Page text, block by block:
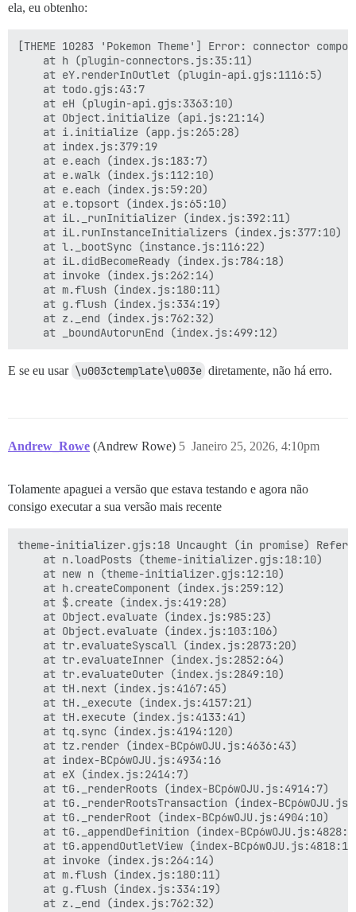
ela, eu obtenho:
[THEME 10283 'Pokemon Theme'] Error: connector
    at h (plugin-connectors.js:35:11)
    at eY.renderInOutlet (plugin-api.gjs:1116:5)
    at todo.gjs:43:7
    at eH (plugin-api.gjs:3363:10)
    at Object.initialize (api.js:21:14)
    at i.initialize (app.js:265:28)
    at index.js:379:19
    at e.each (index.js:183:7)
    at e.walk (index.js:112:10)
    at e.each (index.js:59:20)
    at e.topsort (index.js:65:10)
    at iL._runInitializer (index.js:392:11)
    at iL.runInstanceInitializers (index.js:377:10)
    at l._bootSync (instance.js:116:22)
    at iL.didBecomeReady (index.js:784:18)
    at invoke (index.js:262:14)
    at m.flush (index.js:180:11)
    at g.flush (index.js:334:19)
    at z._end (index.js:762:32)
E se eu usar \u003ctemplate\u003e diretamente, não há erro.
Andrew_Rowe (Andrew Rowe) Janeiro 25, 2026, 4:10pm
5
Tolamente apaguei a versão que estava testando e agora não
consigo executar a sua versão mais recente
theme-initializer.gjs:18 Uncaught (in promise)
    at n.loadPosts (theme-initializer.gjs:18:10)
    at new n (theme-initializer.gjs:12:10)
    at h.createComponent (index.js:259:12)
    at $.create (index.js:419:28)
    at Object.evaluate (index.js:985:23)
    at Object.evaluate (index.js:103:106)
    at tr.evaluateSyscall (index.js:2873:20)
    at tr.evaluateInner (index.js:2852:64)
    at tr.evaluateOuter (index.js:2849:10)
    at tH.next (index.js:4167:45)
    at tH._execute (index.js:4157:21)
    at tH.execute (index.js:4133:41)
    at tq.sync (index.js:4194:120)
    at tz.render (index-BCp6wOJU.js:4636:43)
    at index-BCp6wOJU.js:4934:16
    at eX (index.js:2414:7)
    at tG._renderRoots (index-BCp6wOJU.js:4914:7)
at tG._renderRootsTransaction (index-
    at tG._renderRoot (index-BCp6wOJU.js:4904:10)
at tG._appendDefinition (index-
at tG.appendOutletView (index-
    at invoke (index.js:264:14)
    at m.flush (index.js:180:11)
    at g.flush (index.js:334:19)
    at z._end (index.js:762:32)